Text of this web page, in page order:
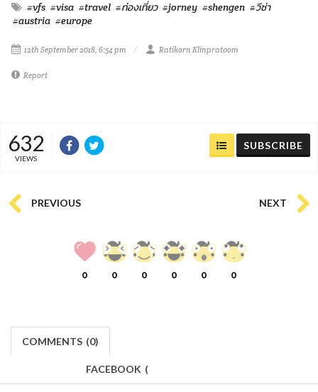
#vfs #visa #travel #ท่องเที่ยว #jorney #shengen #วีซ่า
#austria #europe
12th September 2018, 6:54 pm Ratikorn Klinpratoom
Report
632
VIEWS
SUBSCRIBE
PREVIOUS NEXT
0 0 0 0 0 0
COMMENTS (0)
FACEBOOK (